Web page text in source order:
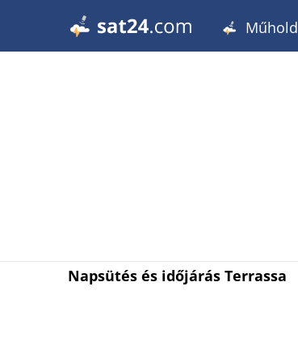
Műhold
Napsütés és időjárás Terrassa